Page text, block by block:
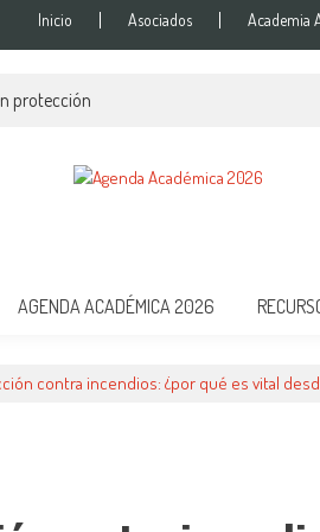
Inicio Asociados Academia
protección
de Protección
AGENDA ACADÉMICA 2026
contra incendios: ¿por qué es vital